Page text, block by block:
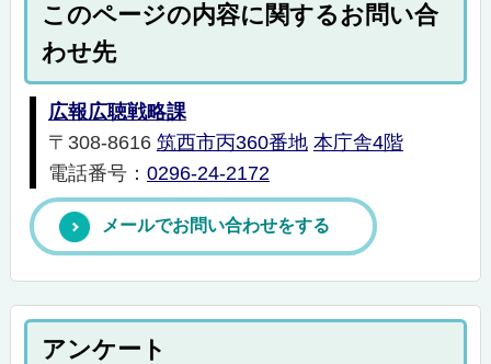
このページの内容に関するお問い合
わせ先
広報広聴戦略課
〒308-8616 筑西市丙360番地 本庁舎4階
電話番号： 0296-24-2172
メールでお問い合わせをする
アンケート